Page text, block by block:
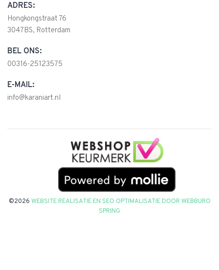
ADRES:
Hongkongstraat 76
3047BS, Rotterdam
BEL ONS:
00316-25123575
E-MAIL:
info@karaniart.nl
©2026 WEBSITE REALISATIE EN SEO OPTIMALISATIE DOOR WEBBURO
SPRING